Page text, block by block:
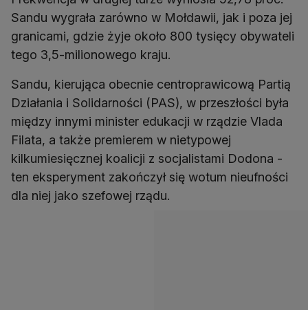
Sandu wygrała zarówno w Mołdawii, jak i poza jej
granicami, gdzie żyje około 800 tysięcy obywateli
tego 3,5-milionowego kraju.
Sandu, kierująca obecnie centroprawicową Partią
Działania i Solidarności (PAS), w przeszłości była
między innymi minister edukacji w rządzie Vlada
Filata, a także premierem w nietypowej
kilkumiesięcznej koalicji z socjalistami Dodona -
ten eksperyment zakończył się wotum nieufności
dla niej jako szefowej rządu.